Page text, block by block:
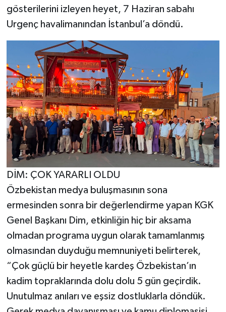
gösterilerini izleyen heyet, 7 Haziran sabahı
Urgenç havalimanından İstanbul’a döndü.
DİM: ÇOK YARARLI OLDU
Özbekistan medya buluşmasının sona
ermesinden sonra bir değerlendirme yapan KGK
Genel Başkanı Dim, etkinliğin hiç bir aksama
olmadan programa uygun olarak tamamlanmış
olmasından duyduğu memnuniyeti belirterek,
“Çok güçlü bir heyetle kardeş Özbekistan’ın
kadim topraklarında dolu dolu 5 gün geçirdik.
Unutulmaz anıları ve eşsiz dostluklarla döndük.